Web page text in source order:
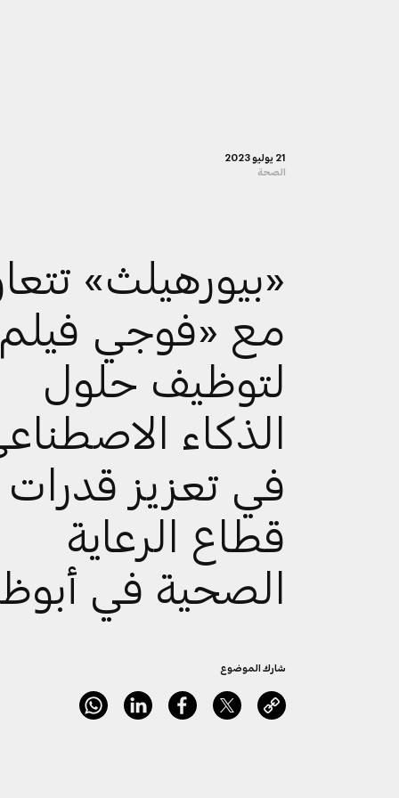
21 يوليو 2023
الصحة
«بيورهيلث»
مع «فوجي
لتوظيف حلول
الذكاء
في تعزيز قدرات
قطاع الرعاية
الصحية في
شارك الموضوع